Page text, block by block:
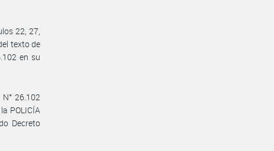
22, 27,
texto de
en su
26.102
POLICÍA
Decreto